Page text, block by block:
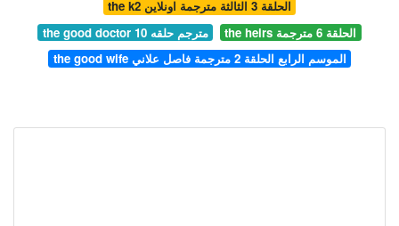
the k2 الحلقة 3 الثالثة مترجمة اونلاين
the good doctor مترجم حلقه 10
the heirs الحلقة 6 مترجمة
the good wife الموسم الرابع الحلقة 2 مترجمة فاصل علاني